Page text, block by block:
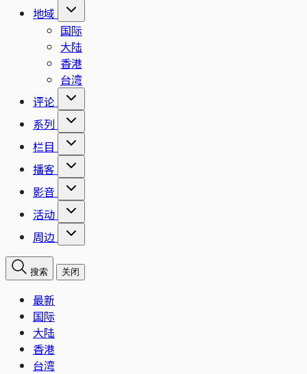
地域
国际
大陆
香港
台湾
评论
系列
栏目
播客
影音
活动
周边
搜索 关闭
最新
国际
大陆
香港
台湾